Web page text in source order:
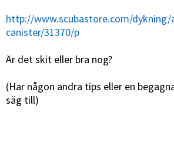
http://www.scubastore.com/dykning/
canister/31370/p
Är det skit eller bra nog?
(Har någon andra tips eller en
säg till)